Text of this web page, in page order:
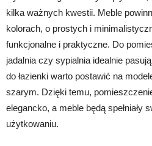
kilka ważnych kwestii. Meble
kolorach, o prostych i
funkcjonalne i praktyczne. Do
jadalnia czy sypialnia idealnie
do łazienki warto postawić na
szarym. Dzięki temu,
elegancko, a meble będą spełniały
użytkowaniu.